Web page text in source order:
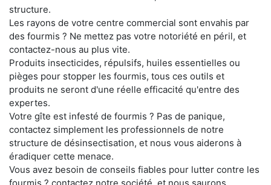
structure.
Les rayons de votre centre commercial sont envahis par
des fourmis ? Ne mettez pas votre notoriété en péril, et
contactez-nous au plus vite.
Produits insecticides, répulsifs, huiles essentielles ou
pièges pour stopper les fourmis, tous ces outils et
produits ne seront d'une réelle efficacité qu'entre des
expertes.
Votre gîte est infesté de fourmis ? Pas de panique,
contactez simplement les professionnels de notre
structure de désinsectisation, et nous vous aiderons à
éradiquer cette menace.
Vous avez besoin de conseils fiables pour lutter contre les